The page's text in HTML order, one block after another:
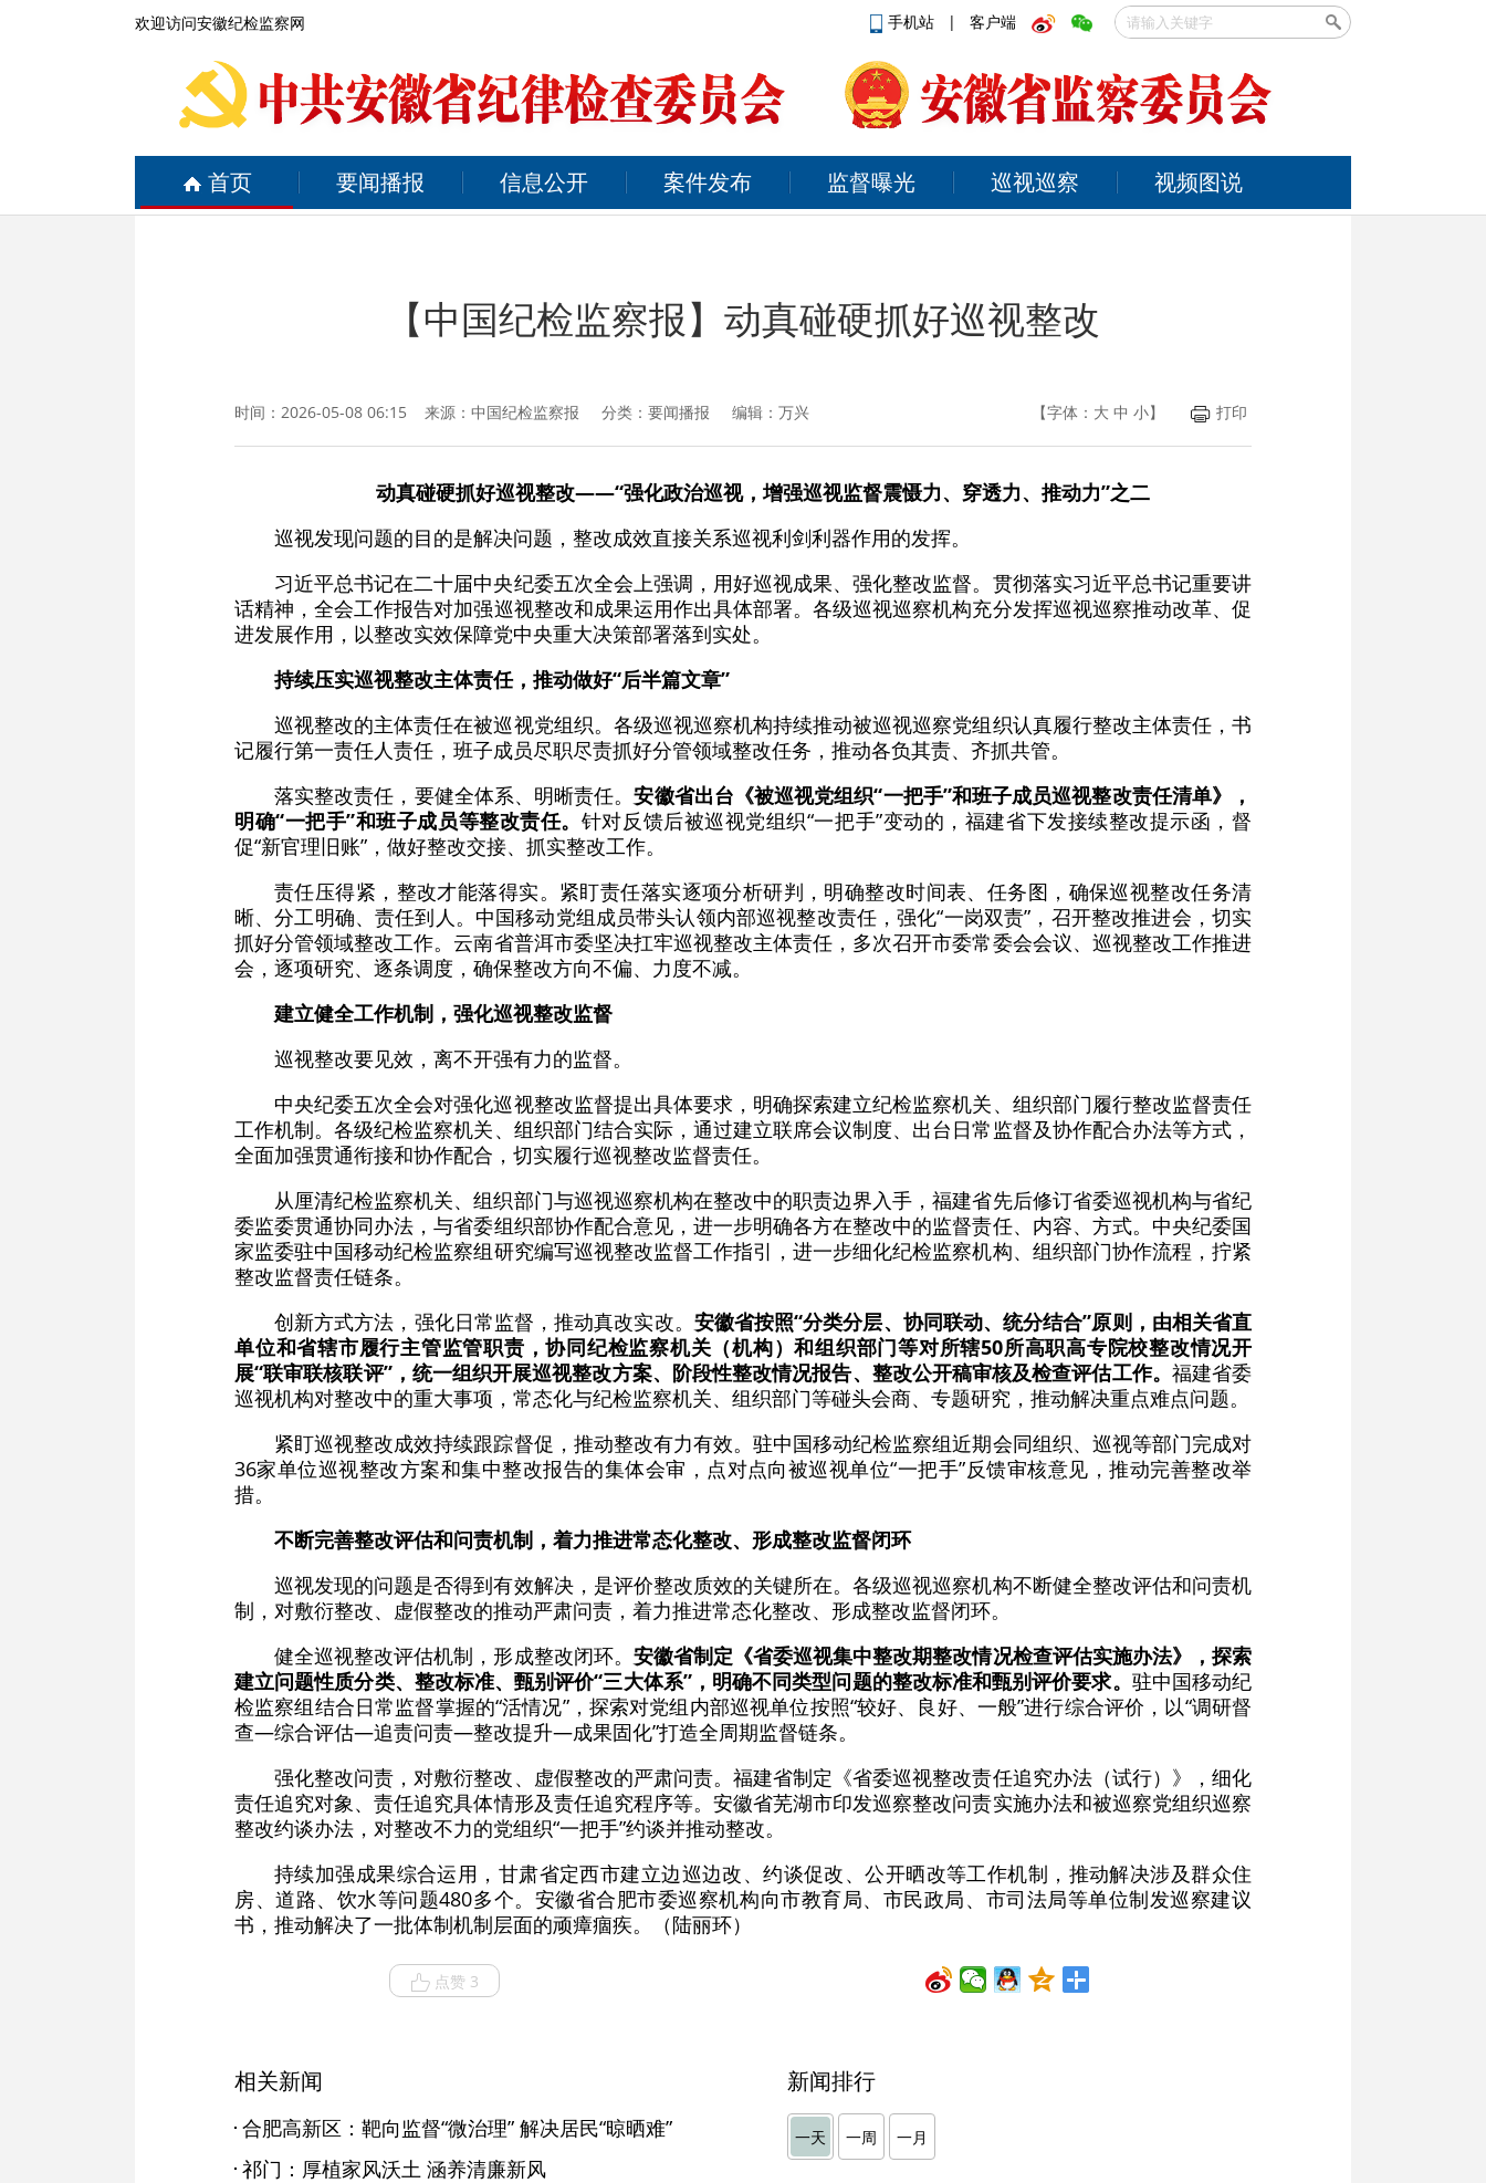
欢迎访问安徽纪检监察网 手机站 | 客户端
首页 要闻播报 信息公开 案件发布 监督曝光 巡视巡察 视频图说
【中国纪检监察报】动真碰硬抓好巡视整改
时间：2026-05-08 06:15 来源： 中国纪检监察报 分类：要闻播报 编辑：万兴 【字体： 大 中 小】 打印
动真碰硬抓好巡视整改——“强化政治巡视，增强巡视监督震慑力、穿透力、推动力”之二
巡视发现问题的目的是解决问题，整改成效直接关系巡视利剑利器作用的发挥。
习近平总书记在二十届中央纪委五次全会上强调，用好巡视成果、强化整改监督。贯彻落实习近平总书记重要讲
话精神，全会工作报告对加强巡视整改和成果运用作出具体部署。各级巡视巡察机构充分发挥巡视巡察推动改革、促
进发展作用，以整改实效保障党中央重大决策部署落到实处。
持续压实巡视整改主体责任，推动做好“后半篇文章”
巡视整改的主体责任在被巡视党组织。各级巡视巡察机构持续推动被巡视巡察党组织认真履行整改主体责任，书
记履行第一责任人责任，班子成员尽职尽责抓好分管领域整改任务，推动各负其责、齐抓共管。
落实整改责任，要健全体系、明晰责任。安徽省出台《被巡视党组织“一把手”和班子成员巡视整改责任清单》，
明确“一把手”和班子成员等整改责任。 针对反馈后被巡视党组织“一把手”变动的，福建省下发接续整改提示函，督
促“新官理旧账”，做好整改交接、抓实整改工作。
责任压得紧，整改才能落得实。紧盯责任落实逐项分析研判，明确整改时间表、任务图，确保巡视整改任务清
晰、分工明确、责任到人。中国移动党组成员带头认领内部巡视整改责任，强化“一岗双责”，召开整改推进会，切实
抓好分管领域整改工作。云南省普洱市委坚决扛牢巡视整改主体责任，多次召开市委常委会会议、巡视整改工作推进
会，逐项研究、逐条调度，确保整改方向不偏、力度不减。
建立健全工作机制，强化巡视整改监督
巡视整改要见效，离不开强有力的监督。
中央纪委五次全会对强化巡视整改监督提出具体要求，明确探索建立纪检监察机关、组织部门履行整改监督责任
工作机制。各级纪检监察机关、组织部门结合实际，通过建立联席会议制度、出台日常监督及协作配合办法等方式，
全面加强贯通衔接和协作配合，切实履行巡视整改监督责任。
从厘清纪检监察机关、组织部门与巡视巡察机构在整改中的职责边界入手，福建省先后修订省委巡视机构与省纪
委监委贯通协同办法，与省委组织部协作配合意见，进一步明确各方在整改中的监督责任、内容、方式。中央纪委国
家监委驻中国移动纪检监察组研究编写巡视整改监督工作指引，进一步细化纪检监察机构、组织部门协作流程，拧紧
整改监督责任链条。
创新方式方法，强化日常监督，推动真改实改。 安徽省按照“分类分层、协同联动、统分结合”原则，由相关省直
单位和省辖市履行主管监管职责，协同纪检监察机关（机构）和组织部门等对所辖50所高职高专院校整改情况开
展“联审联核联评”，统一组织开展巡视整改方案、阶段性整改情况报告、整改公开稿审核及检查评估工作。 福建省委
巡视机构对整改中的重大事项，常态化与纪检监察机关、组织部门等碰头会商、专题研究，推动解决重点难点问题。
紧盯巡视整改成效持续跟踪督促，推动整改有力有效。驻中国移动纪检监察组近期会同组织、巡视等部门完成对
36家单位巡视整改方案和集中整改报告的集体会审，点对点向被巡视单位“一把手”反馈审核意见，推动完善整改举
措。
不断完善整改评估和问责机制，着力推进常态化整改、形成整改监督闭环
巡视发现的问题是否得到有效解决，是评价整改质效的关键所在。各级巡视巡察机构不断健全整改评估和问责机
制，对敷衍整改、虚假整改的推动严肃问责，着力推进常态化整改、形成整改监督闭环。
健全巡视整改评估机制，形成整改闭环。 安徽省制定《省委巡视集中整改期整改情况检查评估实施办法》，探索
建立问题性质分类、整改标准、甄别评价“三大体系”，明确不同类型问题的整改标准和甄别评价要求。 驻中国移动纪
检监察组结合日常监督掌握的“活情况”，探索对党组内部巡视单位按照“较好、良好、一般”进行综合评价，以“调研督
查—综合评估—追责问责—整改提升—成果固化”打造全周期监督链条。
强化整改问责，对敷衍整改、虚假整改的严肃问责。福建省制定《省委巡视整改责任追究办法（试行）》，细化
责任追究对象、责任追究具体情形及责任追究程序等。安徽省芜湖市印发巡察整改问责实施办法和被巡察党组织巡察
整改约谈办法，对整改不力的党组织“一把手”约谈并推动整改。
持续加强成果综合运用，甘肃省定西市建立边巡边改、约谈促改、公开晒改等工作机制，推动解决涉及群众住
房、道路、饮水等问题480多个。安徽省合肥市委巡察机构向市教育局、市民政局、市司法局等单位制发巡察建议
书，推动解决了一批体制机制层面的顽瘴痼疾。（陆丽环）
点赞 3
相关新闻
合肥高新区：靶向监督“微治理” 解决居民“晾晒难”
祁门：厚植家风沃土 涵养清廉新风
新闻排行
一天 一周 一月